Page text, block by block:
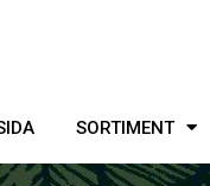
SORTIMENT